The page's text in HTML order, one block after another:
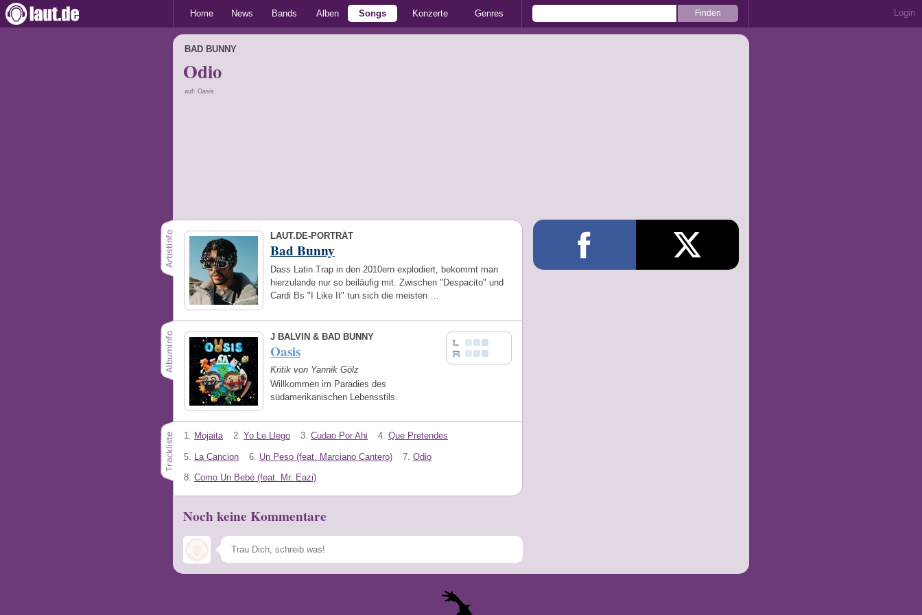
Home News Bands Alben Songs Konzerte Genres Login
BAD BUNNY
Odio
auf: Oasis
LAUT.DE-PORTRÄT
Bad Bunny
Dass Latin Trap in den 2010ern explodiert, bekommt man
hierzulande nur so beiläufig mit. Zwischen "Despacito" und
Cardi Bs "I Like It" tun sich die meisten …
J BALVIN & BAD BUNNY
Oasis
Kritik von Yannik Gölz
Willkommen im Paradies des
südamerikanischen Lebensstils.
1. Mojaita 2. Yo Le Llego 3. Cudao Por Ahi 4. Que Pretendes
5. La Cancion 6. Un Peso (feat. Marciano Cantero) 7. Odio
8. Como Un Bebé (feat. Mr. Eazi)
Noch keine Kommentare
Speichern